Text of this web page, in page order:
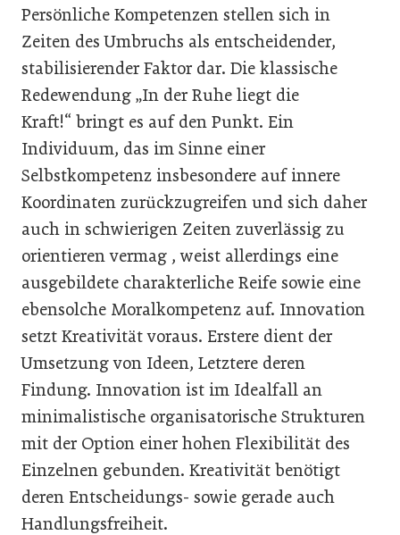
Persönliche Kompetenzen stellen sich in
Zeiten des Umbruchs als entscheidender,
stabilisierender Faktor dar. Die klassische
Redewendung „In der Ruhe liegt die
Kraft!“ bringt es auf den Punkt. Ein
Individuum, das im Sinne einer
Selbstkompetenz insbesondere auf innere
Koordinaten zurückzugreifen und sich daher
auch in schwierigen Zeiten zuverlässig zu
orientieren vermag , weist allerdings eine
ausgebildete charakterliche Reife sowie eine
ebensolche Moralkompetenz auf. Innovation
setzt Kreativität voraus. Erstere dient der
Umsetzung von Ideen, Letztere deren
Findung. Innovation ist im Idealfall an
minimalistische organisatorische Strukturen
mit der Option einer hohen Flexibilität des
Einzelnen gebunden. Kreativität benötigt
deren Entscheidungs- sowie gerade auch
Handlungsfreiheit.